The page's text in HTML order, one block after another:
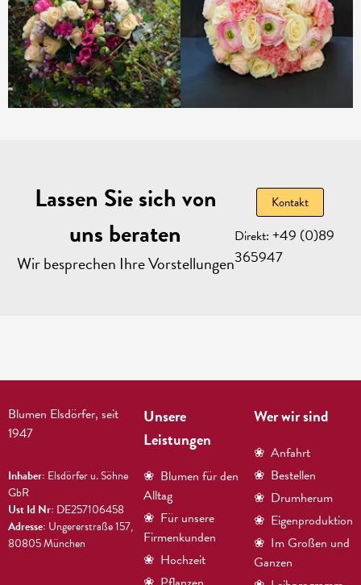
Lassen Sie sich von
uns beraten
Wir besprechen Ihre Vorstellungen
Kontakt
Direkt: +49 (0)89
365947
Blumen Elsdörfer, seit
1947
Inhaber: Elsdörfer u. Söhne
GbR
Ust Id Nr: DE257106458
Adresse: Ungererstraße 157,
80805 München
Unsere
Leistungen
❀ Blumen für den
Alltag
❀ Für unsere
Firmenkunden
❀ Hochzeit
Wer wir sind
❀ Anfahrt
❀ Bestellen
❀ Drumherum
❀ Eigenproduktion
❀ Im Großen und
Ganzen